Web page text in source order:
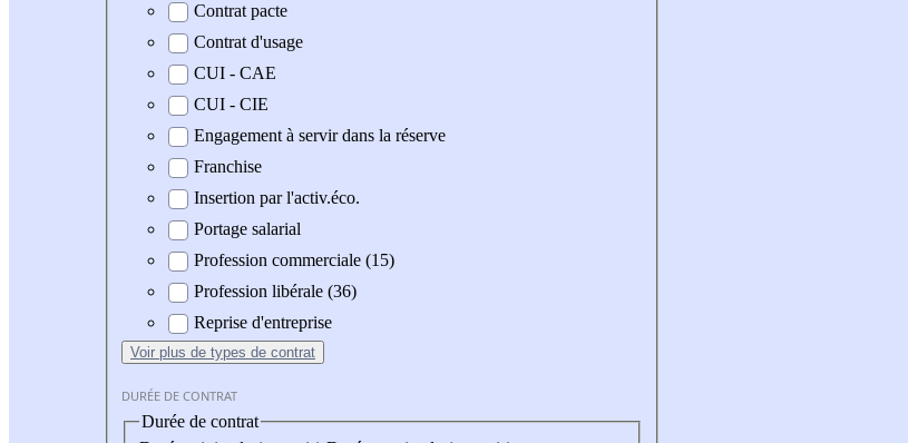
Contrat pacte
Contrat d'usage
CUI - CAE
CUI - CIE
Engagement à servir dans la réserve
Franchise
Insertion par l'activ.éco.
Portage salarial
Profession commerciale (15)
Profession libérale (36)
Reprise d'entreprise
Voir plus de types de contrat
DURÉE DE CONTRAT
Durée de contrat